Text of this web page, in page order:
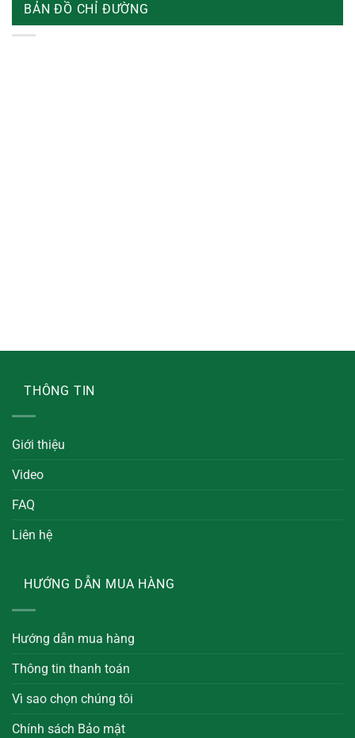
BẢN ĐỒ CHỈ ĐƯỜNG
THÔNG TIN
Giới thiệu
Video
FAQ
Liên hệ
HƯỚNG DẪN MUA HÀNG
Hướng dẫn mua hàng
Thông tin thanh toán
Vì sao chọn chúng tôi
Chính sách Bảo mật